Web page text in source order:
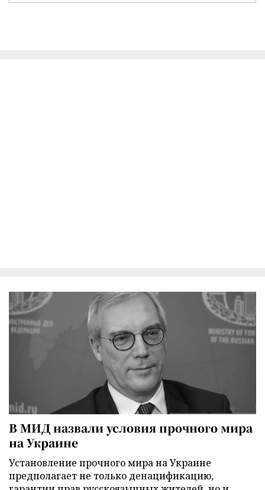
В МИД назвали условия прочного мира
на Украине
Установление прочного мира на Украине
предполагает не только денацификацию,